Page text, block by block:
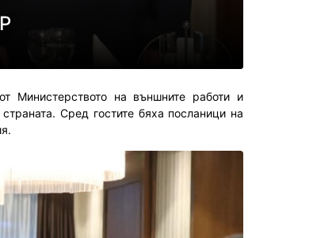
Министерството на външните работи и
Сред гостите бяха посланици на